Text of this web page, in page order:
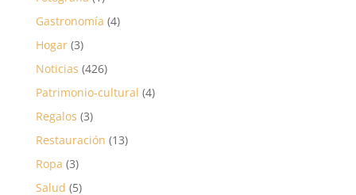
Gastronomía (4)
Hogar(3)
Noticias (426)
Patrimonio-cultural (4)
Regalos (3)
Restauración (13)
Ropa (3)
Salud (5)